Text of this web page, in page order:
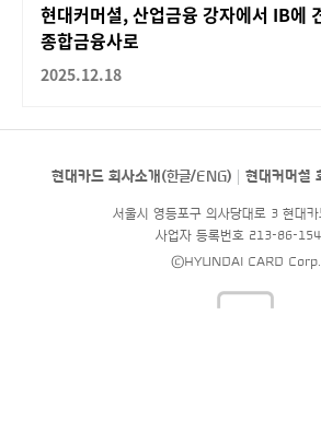
현대커머셜, 산업금융 강자에서 IB에
종합금융사로
2025.12.18
현대카드 회사소개(한글/ENG) 현대커머셜
서울시 영등포구 의사당대로 3 현대
사업자 등록번호 213-86-
©HYUNDAI CARD Corp.